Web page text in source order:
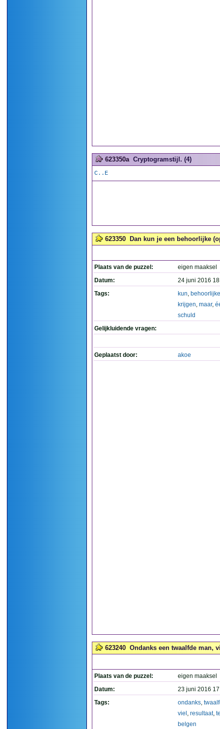
623350a Cryptogramstijl. (4)
C..E
623350 Dan kun je een behoorlijke
Plaats van de puzzel:
eigen maaksel
Datum:
24 juni 2016
Tags:
kun, behoorlijke
krijgen, maar,
schuld
Gelijkluidende vragen:
Geplaatst door: akoe
623240 Ondanks een twaalfde man,
Plaats van de puzzel:
eigen maaksel
Datum:
23 juni 2016
Tags:
ondanks,
viel , resultaat,
belgen